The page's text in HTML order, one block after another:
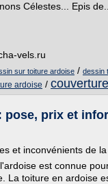
Célestes... Epis de...
vels.ru
sur toiture ardoise / dessin
ardoise /
pose, prix et
et inconvénients de
est connue
La toiture en ardoise